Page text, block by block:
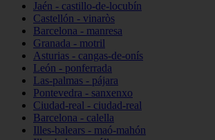
Jaén - castillo-de-locubín
Castellón - vinaròs
Barcelona - manresa
Granada - motril
Asturias - cangas-de-onís
León - ponferrada
Las-palmas - pájara
Pontevedra - sanxenxo
Ciudad-real - ciudad-real
Barcelona - calella
Illes-balears - maó-mahón